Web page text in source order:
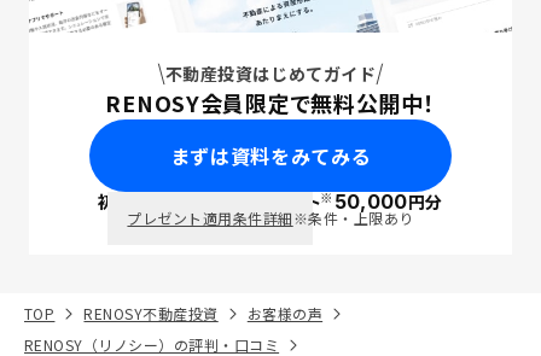
不動産投資はじめてガイド
RENOSY会員限定で無料公開中！
まずは資料をみてみる
初回面談で ポイント※50,000円分
プレゼント適用条件詳細※条件・上限あり
TOP RENOSY不動産投資
お客様の声
RENOSY（リノシー）の評判・口コミ